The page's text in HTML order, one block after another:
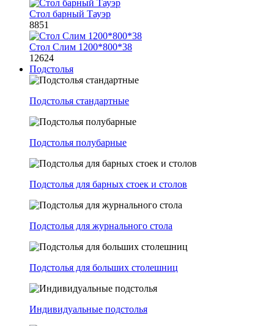
Стол барный Тауэр
8851
Стол Слим 1200*800*38
12624
Подстолья
Подстолья стандартные
Подстолья полубарные
Подстолья для барных стоек и столов
Подстолья для журнального стола
Подстолья для больших столешниц
Индивидуальные подстолья